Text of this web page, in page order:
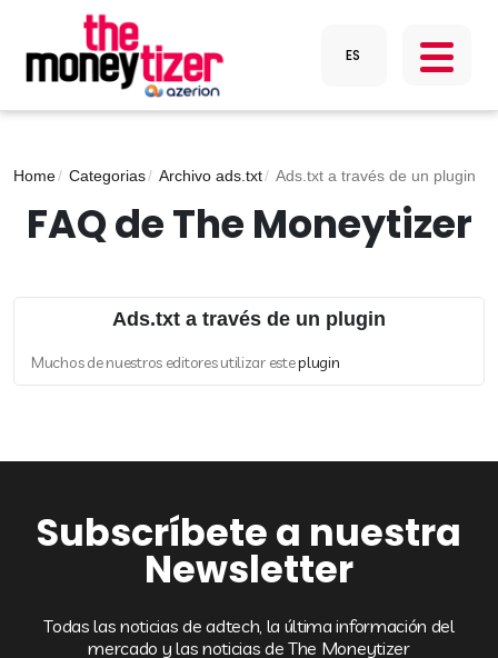
Home Categorias Archivo ads.txt Ads.txt a través de un plugin
FAQ de The Moneytizer
Ads.txt a través de un plugin
Muchos de nuestros editores utilizar esteplugin
Subscríbete a nuestra
Newsletter
Todas las noticias de adtech, la última información del
mercado y las noticias de The Moneytizer